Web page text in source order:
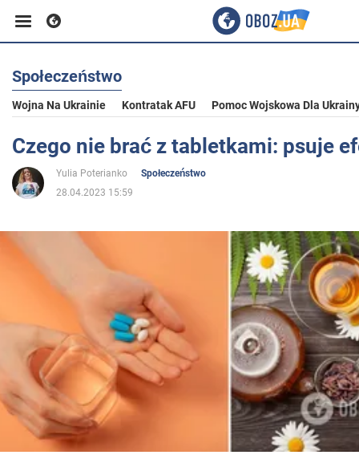
Biznes
Sport
Rozrywka
Życie
Polityka
Społeczeństwo
Wojna na Ukrainie
Świat
Społeczeństwo
Wojna Na Ukrainie Kontratak AFU Pomoc Wojskowa Dla
Czego nie brać z tabletkami: psuje
Yulia Poterianko
Społeczeństwo
28.04.2023 15:59